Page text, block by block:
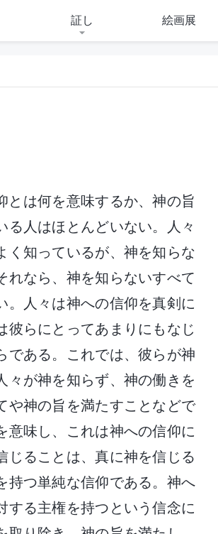
証し 絵画展
とは何を意味するか、神の旨
る人はほとんどいない。人々
く知っているが、神を知らな
れなら、神を知らないすべて
。人々は神への信仰を真剣に
彼らにとってあまりにもなじ
である。これでは、彼らが神
々が神を知らず、神の働きを
や神の旨を満たすことなどで
意味し、これは神への信仰に
じることは、真に神を信じる
持つ単純な信仰である。神へ
する主権を持つという信念に